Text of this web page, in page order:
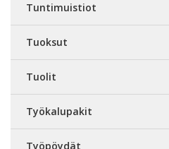
Tuntimuistiot
Tuoksut
Tuolit
Työkalupakit
Työpöydät